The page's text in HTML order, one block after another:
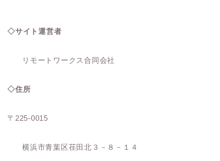
◇サイト運営者
リモートワークス合同会社
◇住所
〒225-0015
横浜市青葉区荏田北３－８－１４